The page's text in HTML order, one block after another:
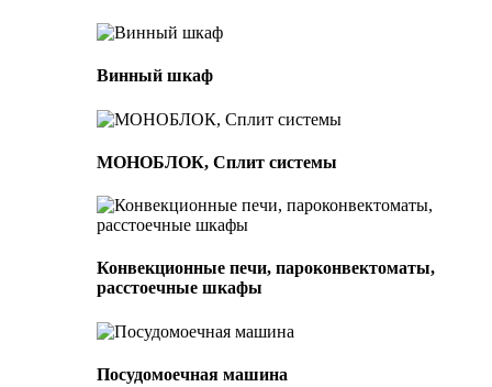
Винный шкаф
МОНОБЛОК, Сплит системы
Конвекционные печи, пароконвектоматы,
расстоечные шкафы
Посудомоечная машина